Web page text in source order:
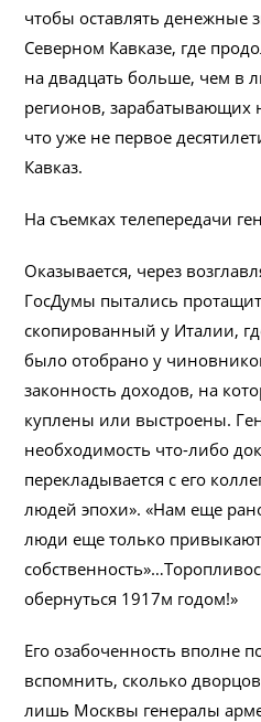
чтобы оставлять денежные
Северном Кавказе, где
на двадцать больше, чем в
регионов, зарабатывающих
что уже не первое
Кавказ.
На съемках телепередачи
Оказывается, через
ГосДумы пытались
скопированный у Италии,
было отобрано у
законность доходов, на
куплены или выстроены.
необходимость что-либо
перекладывается с его
людей эпохи». «Нам еще
люди еще только
обернуться 1917м годом!»
Его озабоченность вполне
вспомнить, сколько
лишь Москвы генералы